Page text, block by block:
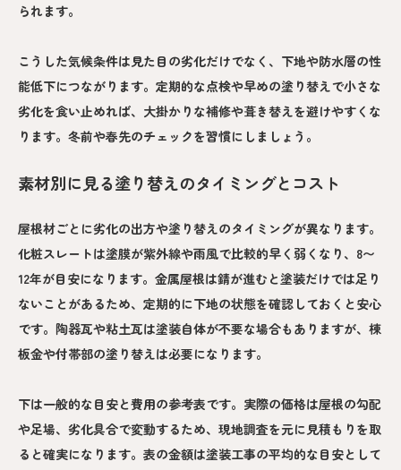
られます。
こうした気候条件は見た目の劣化だけでなく、下地や防水層の性
能低下につながります。定期的な点検や早めの塗り替えで小さな
劣化を食い止めれば、大掛かりな補修や葺き替えを避けやすくな
ります。冬前や春先のチェックを習慣にしましょう。
素材別に見る塗り替えのタイミングとコスト
屋根材ごとに劣化の出方や塗り替えのタイミングが異なります。
化粧スレートは塗膜が紫外線や雨風で比較的早く弱くなり、8〜
12年が目安になります。金属屋根は錆が進むと塗装だけでは足り
ないことがあるため、定期的に下地の状態を確認しておくと安心
です。陶器瓦や粘土瓦は塗装自体が不要な場合もありますが、棟
板金や付帯部の塗り替えは必要になります。
下は一般的な目安と費用の参考表です。実際の価格は屋根の勾配
や足場、劣化具合で変動するため、現地調査を元に見積もりを取
ると確実になります。表の金額は塗装工事の平均的な目安として